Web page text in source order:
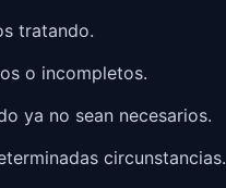
tratando.
o incompletos.
ya no sean necesarios.
circunstancias.